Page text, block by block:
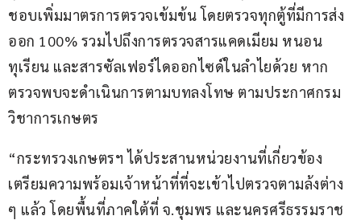
ชอบเพิ่มมาตรการตรวจเข้มข้น โดยตรวจทุกตู้ที่มีการส่ง
ออก 100% รวมไปถึงการตรวจสารแคดเมียม หนอน
ทุเรียน และสารซัลเฟอร์ไดออกไซด์ในลำไยด้วย หาก
ตรวจพบจะดำเนินการตามบทลงโทษ ตามประกาศกรม
วิชาการเกษตร
“กระทรวงเกษตรฯ ได้ประสานหน่วยงานที่เกี่ยวข้อง
เตรียมความพร้อมเจ้าหน้าที่ที่จะเข้าไปตรวจตามล้งต่าง
ๆ แล้ว โดยพื้นที่ภาคใต้ที่ จ.ชุมพร และนครศรีธรรมราช